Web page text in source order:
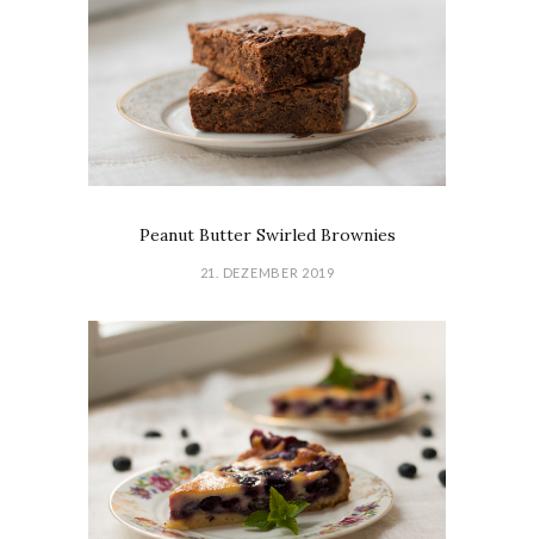
Peanut Butter Swirled Brownies
21. DEZEMBER 2019